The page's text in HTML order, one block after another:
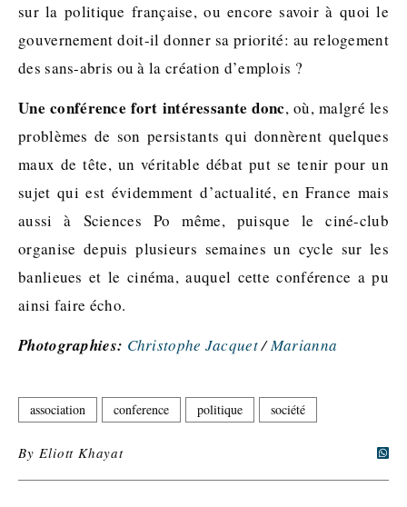
sur la politique française, ou encore savoir à quoi le
gouvernement doit-il donner sa priorité: au relogement
des sans-abris ou à la création d’emplois ?
Une conférence fort intéressante donc, où, malgré les
problèmes de son persistants qui donnèrent quelques
maux de tête, un véritable débat put se tenir pour un
sujet qui est évidemment d’actualité, en France mais
aussi à Sciences Po même, puisque le ciné-club
organise depuis plusieurs semaines un cycle sur les
banlieues et le cinéma, auquel cette conférence a pu
ainsi faire écho.
Photographies: Christophe Jacquet/Marianna
association conference politique société
ByEliott Khayat